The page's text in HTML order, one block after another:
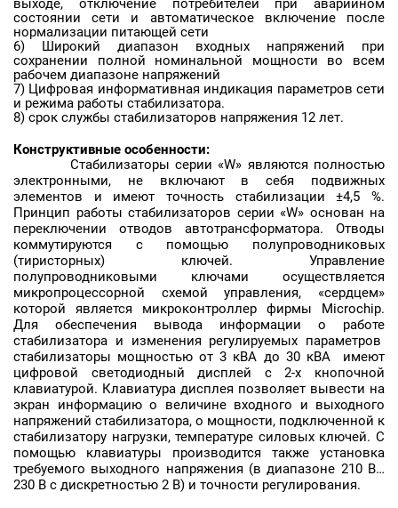
выходе, отключение потребителей при аварийном
состоянии сети и автоматическое включение после
нормализации питающей сети
6) Широкий диапазон входных напряжений при
сохранении полной номинальной мощности во всем
рабочем диапазоне напряжений
7) Цифровая информативная индикация параметров сети
и режима работы стабилизатора.
8) срок службы стабилизаторов напряжения 12 лет.
Конструктивные особенности:
Стабилизаторы серии «W» являются полностью
электронными, не включают в себя подвижных
элементов и имеют точность стабилизации ±4,5 %.
Принцип работы стабилизаторов серии «W» основан на
переключении отводов автотрансформатора. Отводы
коммутируются с помощью полупроводниковых
(тиристорных) ключей. Управление
полупроводниковыми ключами осуществляется
микропроцессорной схемой управления, «сердцем»
которой является микроконтроллер фирмы Microchip.
Для обеспечения вывода информации о работе
стабилизатора и изменения регулируемых параметров
стабилизаторы мощностью от 3 кВА до 30 кВА имеют
цифровой светодиодный дисплей с 2-х кнопочной
клавиатурой. Клавиатура дисплея позволяет вывести на
экран информацию о величине входного и выходного
напряжений стабилизатора, о мощности, подключенной к
стабилизатору нагрузки, температуре силовых ключей. С
помощью клавиатуры производится также установка
требуемого выходного напряжения (в диапазоне 210 В…
230 В с дискретностью 2 В) и точности регулирования.